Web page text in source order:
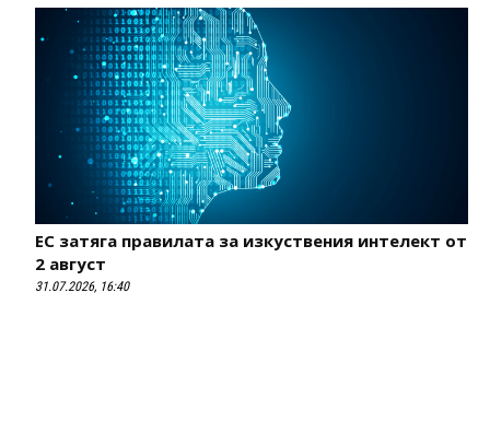
ЕС затяга правилата за изкуствения интелект от
2 август
31.07.2026, 16:40